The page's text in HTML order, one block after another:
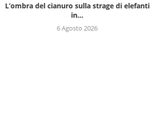
L’ombra del cianuro sulla strage di elefanti
in...
6 Agosto 2026